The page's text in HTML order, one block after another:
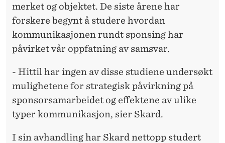
merket og objektet. De siste årene har
forskere begynt å studere hvordan
kommunikasjonen rundt sponsing har
påvirket vår oppfatning av samsvar.
- Hittil har ingen av disse studiene undersøkt
mulighetene for strategisk påvirkning på
sponsorsamarbeidet og effektene av ulike
typer kommunikasjon, sier Skard.
I sin avhandling har Skard nettopp studert